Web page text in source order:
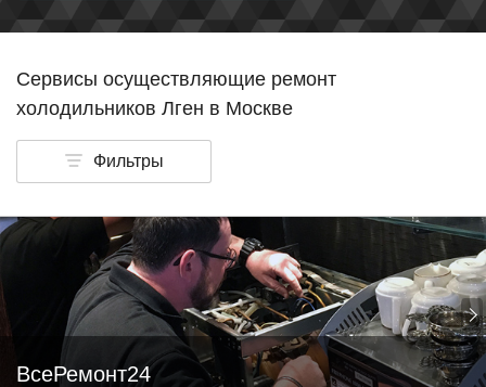
Сервисы осуществляющие ремонт
холодильников Лген в Москве
Фильтры
ВсеРемонт24